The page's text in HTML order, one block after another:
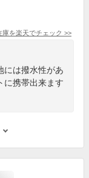
庫を楽天でチェック >>
には撥水性があ
に携帯出来ます